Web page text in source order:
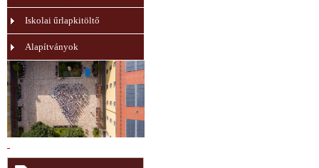
Iskolai űrlapkitöltő
Alapítványok